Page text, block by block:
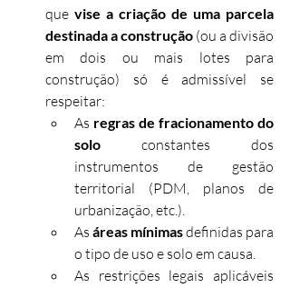
que vise a criação de uma parcela
destinada a construção (ou a divisão
em dois ou mais lotes para
construção) só é admissível se
respeitar:
As regras de fracionamento do
solo constantes dos
instrumentos de gestão
territorial (PDM, planos de
urbanização, etc.).
As áreas mínimas definidas para
o tipo de uso e solo em causa.
As restrições legais aplicáveis